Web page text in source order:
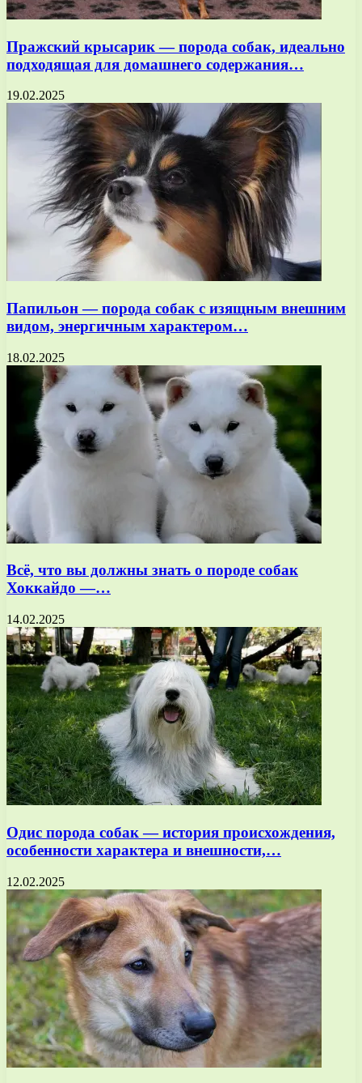
Пражский крысарик — порода собак, идеально
подходящая для домашнего содержания…
19.02.2025
Папильон — порода собак с изящным внешним
видом, энергичным характером…
18.02.2025
Всё, что вы должны знать о породе собак
Хоккайдо —…
14.02.2025
Одис порода собак — история происхождения,
особенности характера и внешности,…
12.02.2025